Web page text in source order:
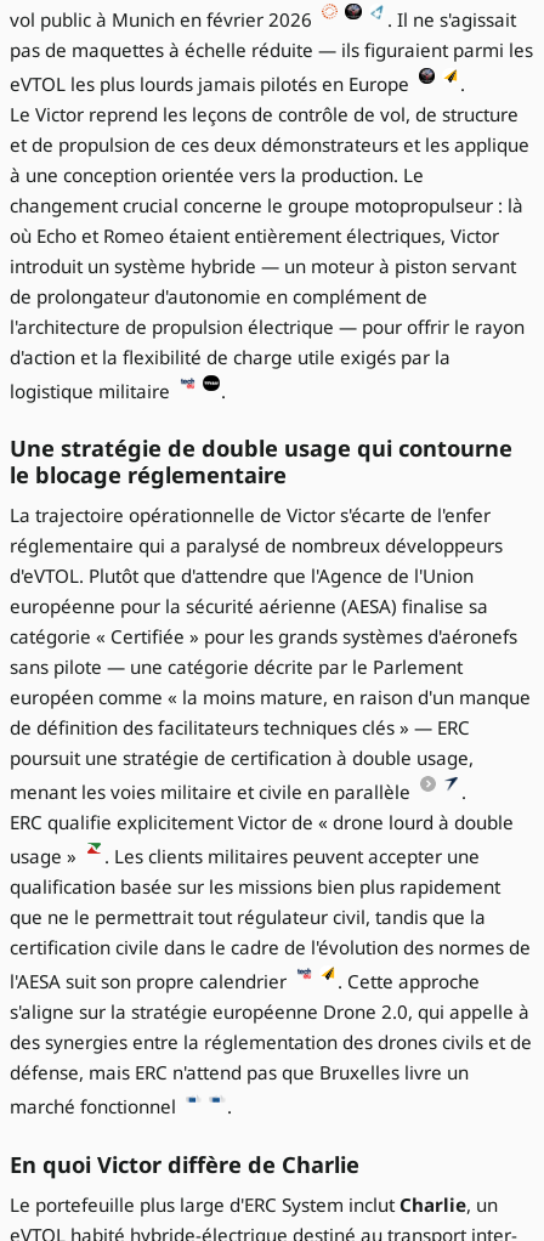
vol public à Munich en février 2026
. Il ne s'agissait
pas de maquettes à échelle réduite — ils figuraient parmi les
eVTOL les plus lourds jamais pilotés en Europe
.
Le Victor reprend les leçons de contrôle de vol, de structure
et de propulsion de ces deux démonstrateurs et les applique
à une conception orientée vers la production. Le
changement crucial concerne le groupe motopropulseur : là
où Echo et Romeo étaient entièrement électriques, Victor
introduit un système hybride — un moteur à piston servant
de prolongateur d'autonomie en complément de
l'architecture de propulsion électrique — pour offrir le rayon
d'action et la flexibilité de charge utile exigés par la
logistique militaire
.
Une stratégie de double usage qui contourne
le blocage réglementaire
La trajectoire opérationnelle de Victor s'écarte de l'enfer
réglementaire qui a paralysé de nombreux développeurs
d'eVTOL. Plutôt que d'attendre que l'Agence de l'Union
européenne pour la sécurité aérienne (AESA) finalise sa
catégorie « Certifiée » pour les grands systèmes d'aéronefs
sans pilote — une catégorie décrite par le Parlement
européen comme « la moins mature, en raison d'un manque
de définition des facilitateurs techniques clés » — ERC
poursuit une stratégie de certification à double usage,
menant les voies militaire et civile en parallèle
.
ERC qualifie explicitement Victor de « drone lourd à double
usage »
. Les clients militaires peuvent accepter une
qualification basée sur les missions bien plus rapidement
que ne le permettrait tout régulateur civil, tandis que la
certification civile dans le cadre de l'évolution des normes de
l'AESA suit son propre calendrier
. Cette approche
s'aligne sur la stratégie européenne Drone 2.0, qui appelle à
des synergies entre la réglementation des drones civils et de
défense, mais ERC n'attend pas que Bruxelles livre un
marché fonctionnel
.
En quoi Victor diffère de Charlie
Le portefeuille plus large d'ERC System inclut Charlie, un
eVTOL habité hybride-électrique destiné au transport inter-